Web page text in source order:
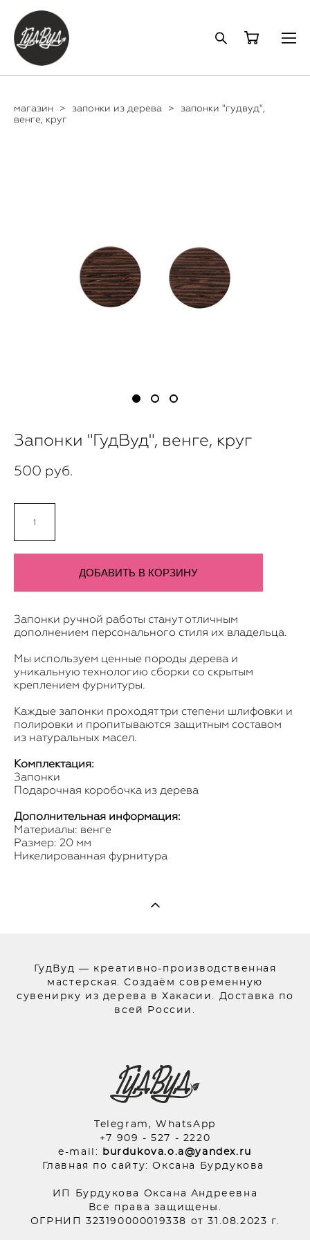
магазин > запонки из дерева >
запонки "гудвуд",
венге, круг
Запонки "ГудВуд", венге, круг
500 pуб.
ДОБАВИТЬ В КОРЗИНУ
Запонки ручной работы станут отличным
дополнением персонального стиля их владельца.
Мы используем ценные породы дерева и
уникальную технологию сборки со скрытым
креплением фурнитуры.
Каждые запонки проходят три степени шлифовки и
полировки и пропитываются защитным составом
из натуральных масел.
Комплектация:
Запонки
Подарочная коробочка из дерева
Дополнительная информация:
Материалы: венге
Размер: 20 мм
Никелированная фурнитура
ГудВуд — креативно-производственная
мастерская. Создаём современную
сувенирку из дерева в Хакасии. Доставка по
всей России.
Telegram, WhatsApp
+7 909 - 527 - 2220
e-mail:
burdukova.o.a@yandex.ru
Главная по сайту: Оксана Бурдукова
ИП Бурдукова Оксана Андреевна
Все права защищены.
ОГРНИП 323190000019338 от 31.08.2023 г.